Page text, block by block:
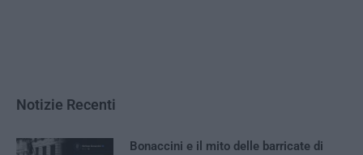
Notizie Recenti
Bonaccini e il mito delle barricate di